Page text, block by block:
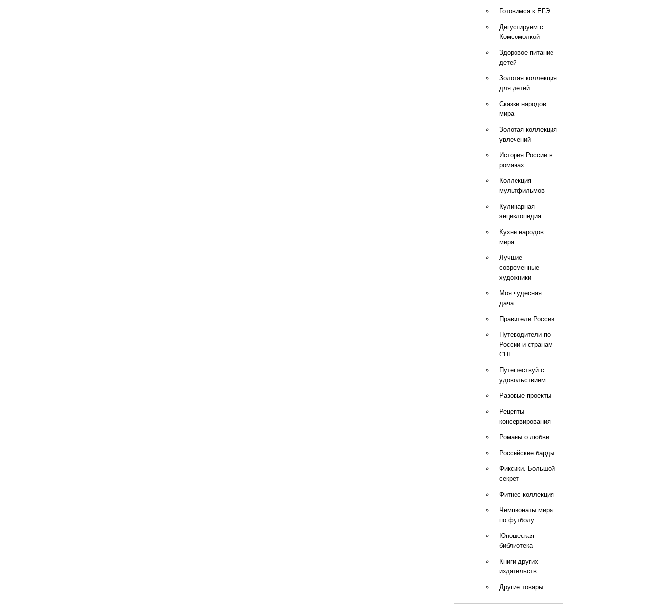
Готовимся к ЕГЭ
Дегустируем с
Комсомолкой
Здоровое питание
детей
Золотая коллекция
для детей
Сказки народов
мира
Золотая коллекция
увлечений
История России в
романах
Коллекция
мультфильмов
Кулинарная
энциклопедия
Кухни народов
мира
Лучшие
современные
художники
Моя чудесная
дача
Правители России
Путеводители по
России и странам
СНГ
Путешествуй с
удовольствием
Разовые проекты
Рецепты
консервирования
Романы о любви
Российские барды
Фиксики. Большой
секрет
Фитнес коллекция
Чемпионаты мира
по футболу
Юношеская
библиотека
Книги других
издательств
Другие товары